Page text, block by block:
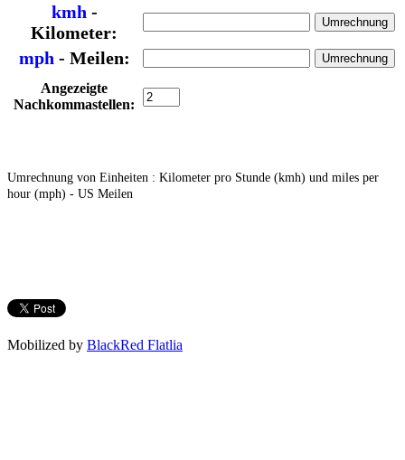
kmh -
Kilometer:
mph - Meilen:
Angezeigte
Nachkommastellen:
Umrechnung von Einheiten : Kilometer pro Stunde (kmh) und miles per
hour (mph) - US Meilen
Mobilized by BlackRed Flatlia